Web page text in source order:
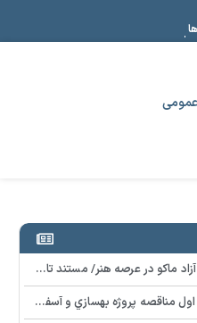
عمومی
«زری خانم» به کارگردانی احد عبادی رونمایی شد
و پاركينگ مجموعه آب درماني شهرستان شوط منطقه آزاد ماكو “